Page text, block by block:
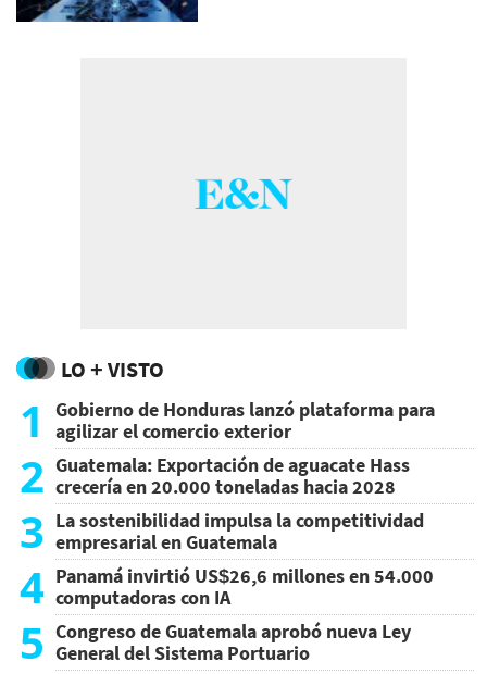
LO + VISTO
1
Gobierno de Honduras lanzó plataforma para
agilizar el comercio exterior
2 Guatemala: Exportación de aguacate Hass
crecería en 20.000 toneladas hacia 2028
3 La sostenibilidad impulsa la competitividad
empresarial en Guatemala
4 Panamá invirtió US$26,6 millones en 54.000
computadoras con IA
5 Congreso de Guatemala aprobó nueva Ley
General del Sistema Portuario